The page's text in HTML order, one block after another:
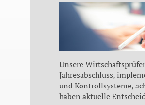
Unsere
Jahresabschluss,
und Kontrollsysteme,
haben aktuelle